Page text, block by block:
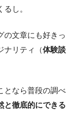
し。
の文章にも好きっ
ナリティ（体験談
となら普段の調べ
と徹底的にできる